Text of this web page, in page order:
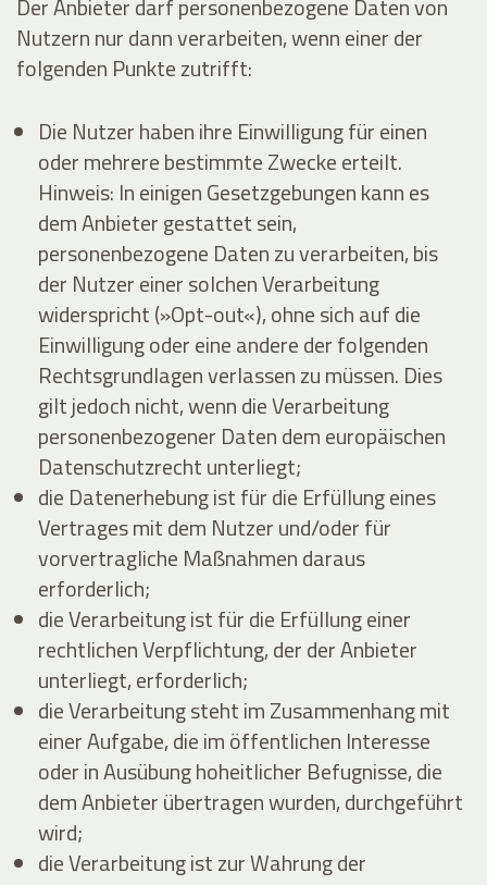
Der Anbieter darf personenbezogene Daten von
Nutzern nur dann verarbeiten, wenn einer der
folgenden Punkte zutrifft:
Die Nutzer haben ihre Einwilligung für einen
oder mehrere bestimmte Zwecke erteilt.
Hinweis: In einigen Gesetzgebungen kann es
dem Anbieter gestattet sein,
personenbezogene Daten zu verarbeiten, bis
der Nutzer einer solchen Verarbeitung
widerspricht (»Opt-out«), ohne sich auf die
Einwilligung oder eine andere der folgenden
Rechtsgrundlagen verlassen zu müssen. Dies
gilt jedoch nicht, wenn die Verarbeitung
personenbezogener Daten dem europäischen
Datenschutzrecht unterliegt;
die Datenerhebung ist für die Erfüllung eines
Vertrages mit dem Nutzer und/oder für
vorvertragliche Maßnahmen daraus
erforderlich;
die Verarbeitung ist für die Erfüllung einer
rechtlichen Verpflichtung, der der Anbieter
unterliegt, erforderlich;
die Verarbeitung steht im Zusammenhang mit
einer Aufgabe, die im öffentlichen Interesse
oder in Ausübung hoheitlicher Befugnisse, die
dem Anbieter übertragen wurden, durchgeführt
wird;
die Verarbeitung ist zur Wahrung der